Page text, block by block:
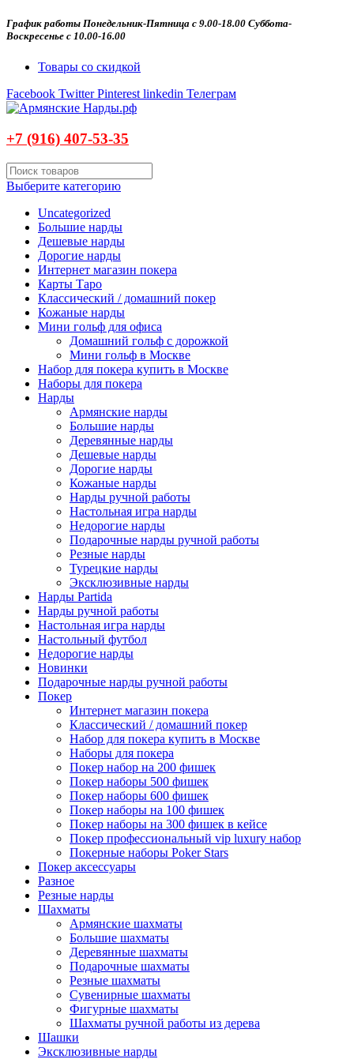
График работы Понедельник-Пятница с 9.00-18.00 Суббота-
Воскресенье с 10.00-16.00
Товары со скидкой
Facebook Twitter Pinterest linkedin Телеграм
+7 (916) 407-53-35
Выберите категорию
Uncategorized
Большие нарды
Дешевые нарды
Дорогие нарды
Интернет магазин покера
Карты Таро
Классический / домашний покер
Кожаные нарды
Мини гольф для офиса
Домашний гольф с дорожкой
Мини гольф в Москве
Набор для покера купить в Москве
Наборы для покера
Нарды
Армянские нарды
Большие нарды
Деревянные нарды
Дешевые нарды
Дорогие нарды
Кожаные нарды
Нарды ручной работы
Настольная игра нарды
Недорогие нарды
Подарочные нарды ручной работы
Резные нарды
Турецкие нарды
Эксклюзивные нарды
Нарды Partida
Нарды ручной работы
Настольная игра нарды
Настольный футбол
Недорогие нарды
Новинки
Подарочные нарды ручной работы
Покер
Интернет магазин покера
Классический / домашний покер
Набор для покера купить в Москве
Наборы для покера
Покер набор на 200 фишек
Покер наборы 500 фишек
Покер наборы 600 фишек
Покер наборы на 100 фишек
Покер наборы на 300 фишек в кейсе
Покер профессиональный vip luxury набор
Покерные наборы Poker Stars
Покер аксессуары
Разное
Резные нарды
Шахматы
Армянские шахматы
Большие шахматы
Деревянные шахматы
Подарочные шахматы
Резные шахматы
Сувенирные шахматы
Фигурные шахматы
Шахматы ручной работы из дерева
Шашки
Эксклюзивные нарды